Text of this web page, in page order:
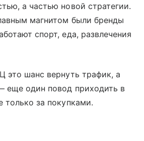
а частью новой стратегии.
магнитом были бренды
спорт, еда, развлечения
это шанс вернуть трафик, а
еще один повод приходить в
только за покупками.